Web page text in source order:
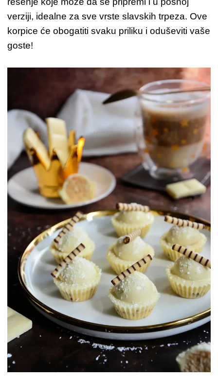
o
o
k
p
p
g
er
verziji, idealne za sve vrste slavskih trpeza. Ove
korpice će obogatiti svaku priliku i oduševiti vaše
goste!